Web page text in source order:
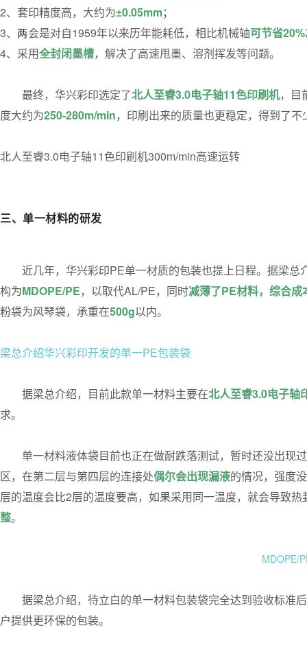
2、套印精度高，大约为±0.05mm；
3、 两会是对自1959年以来历年能耗低，相比机械轴可节省
4、采用全封闭墨槽，解决了高速甩墨、溶剂挥发等问题。
最终，华兴彩印选定了北人至睿3.0电子轴11色印刷机，目
度大约为250-280m/min，印刷出来的质量也更稳定，得到了
北人至睿3.0电子轴11色印刷机300m/min高速运转
三、单一材料的研发
近几年，华兴彩印PE单一材质的包装也提上日程。据梁
构为MDOPE/PE，以取代AL/PE，同时减薄了PE材料，综合成
粉袋为风琴袋，承重在500g以内。
梁总介绍华兴彩印开发的单一PE包装袋
据梁总介绍，目前此款单一材料主要在北人至睿3.0电子轴
求。
单一材料液体袋目前也正在做耐跌落测试，暂时还没出现
区，在第二层与第四层的连接处偶尔会出现漏液的情况，强度
层的温度会比2层的温度要高，如果采用同一温度，就会导致
整。
MDOPE/
据梁总介绍， 待立白的单一材料包装袋完全达到验收标准
户提供更环保的包装。